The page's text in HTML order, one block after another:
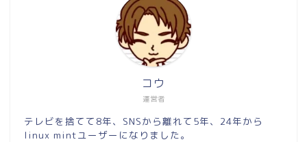
運営者
コウ
テレビを捨てて8年、SNSから離れて5年、24年から
linux mintユーザーになりました。